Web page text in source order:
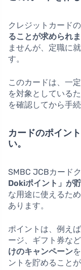
クレジットカード
ることが求められ
ませんが、定職に
す。
このカードは、一
を対象としている
を確認してから手
カードのポイン
い。
SMBC JCBカード
Dokiポイント」が
な用途に使えるた
あります。
ポイントは、例え
ージ、ギフト券な
けのキャンペーン
ントを貯めることが